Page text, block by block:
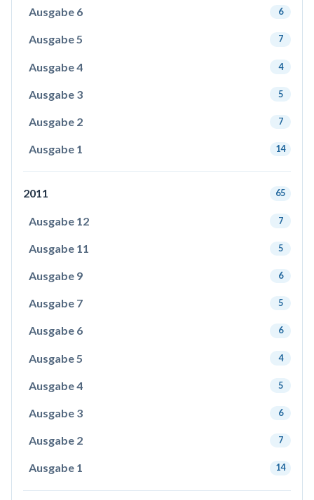
Ausgabe 6 6
Ausgabe 5 7
Ausgabe 4 4
Ausgabe 3 5
Ausgabe 2 7
Ausgabe 1 14
2011 65
Ausgabe 12 7
Ausgabe 11 5
Ausgabe 9 6
Ausgabe 7 5
Ausgabe 6 6
Ausgabe 5 4
Ausgabe 4 5
Ausgabe 3 6
Ausgabe 2 7
Ausgabe 1 14